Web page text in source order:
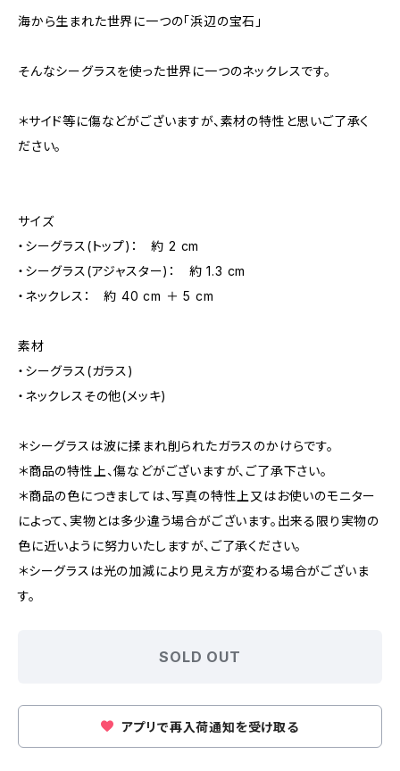
海から生まれた世界に一つの「浜辺の宝石」
そんなシーグラスを使った世界に一つのネックレスです。
＊サイド等に傷などがございますが、素材の特性と思いご了承く
ださい。
サイズ
・シーグラス(トップ)： 約 2 cm
・シーグラス(アジャスター)： 約 1.3 cm
・ネックレス： 約 40 cm ＋ 5 cm
素材
・シーグラス(ガラス)
・ネックレスその他(メッキ)
＊シーグラスは波に揉まれ削られたガラスのかけらです。
＊商品の特性上、傷などがございますが、ご了承下さい。
＊商品の色につきましては、写真の特性上又はお使いのモニター
によって、実物とは多少違う場合がございます。出来る限り実物の
色に近いように努力いたしますが、ご了承ください。
＊シーグラスは光の加減により見え方が変わる場合がございま
す。
SOLD OUT
アプリで再入荷通知を受け取る